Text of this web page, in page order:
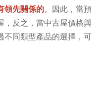
領先關係的。因此，當預
，反之，當中古屋價格與
不同類型產品的選擇，可